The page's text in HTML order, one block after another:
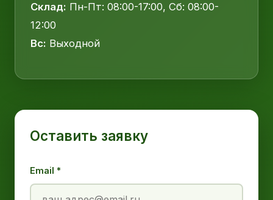
Склад: Пн-Пт: 08:00-17:00, Сб: 08:00-
12:00
Вс: Выходной
Оставить заявку
Email *